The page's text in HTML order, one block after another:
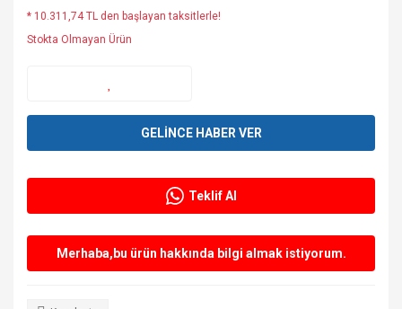
* 10.311,74 TL den başlayan taksitlerle!
Stokta Olmayan Ürün
GELİNCE HABER VER
Teklif Al
Merhaba,bu ürün hakkında bilgi almak istiyorum.